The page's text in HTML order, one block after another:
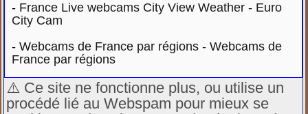
- France Live webcams City View Weather - Euro
City Cam
-Webcams de France par régions - Webcams de
France par régions
⚠️ Ce site ne fonctionne plus, ou utilise un
procédé lié au Webspam pour mieux se